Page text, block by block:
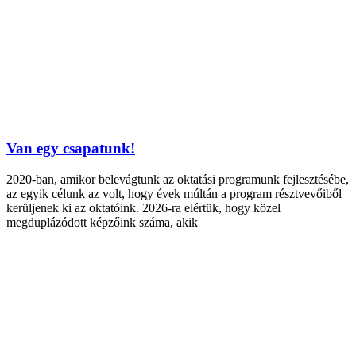
Van egy csapatunk!
2020-ban, amikor belevágtunk az oktatási programunk fejlesztésébe,
az egyik célunk az volt, hogy évek múltán a program résztvevőiből
kerüljenek ki az oktatóink. 2026-ra elértük, hogy közel
megduplázódott képzőink száma, akik